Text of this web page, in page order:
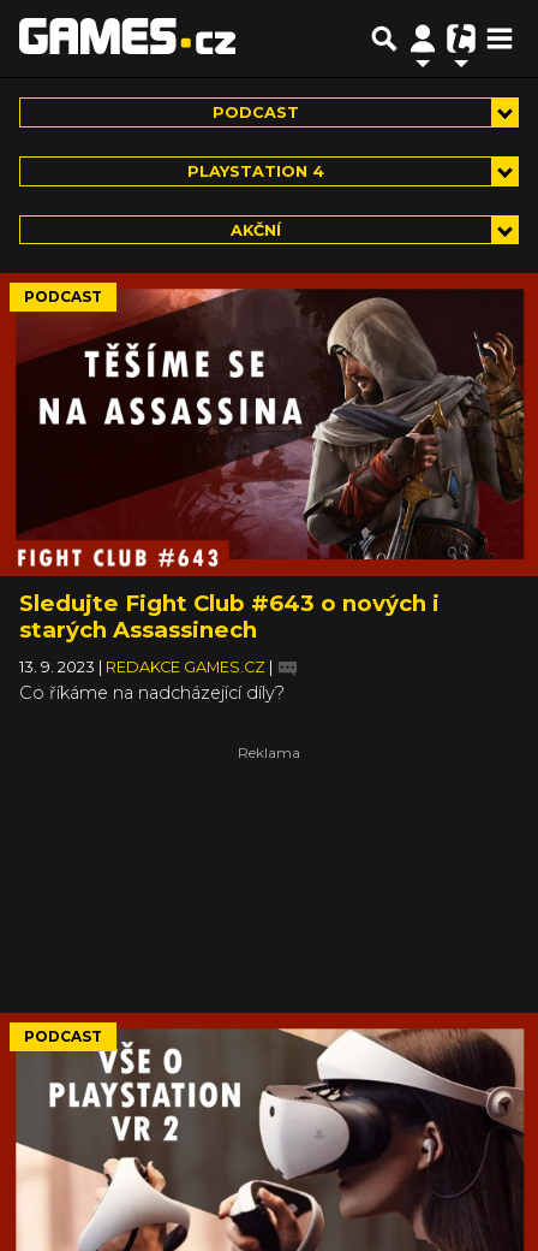
PODCAST
PLAYSTATION 4
AKČNÍ
PODCAST
Sledujte Fight Club #643 o nových i
starých Assassinech
13. 9. 2023 REDAKCE GAMES.CZ
Co říkáme na nadcházející díly?
PODCAST